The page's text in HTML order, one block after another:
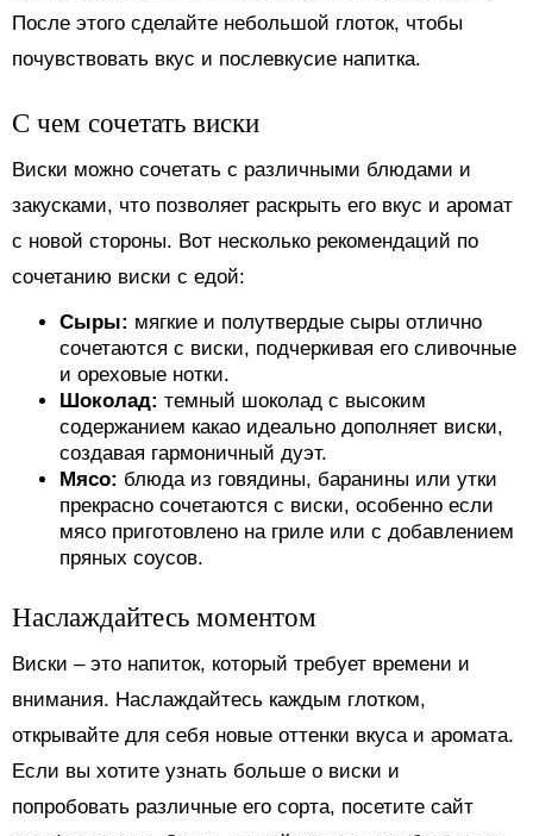
После этого сделайте небольшой глоток, чтобы
почувствовать вкус и послевкусие напитка.
С чем сочетать виски
Виски можно сочетать с различными блюдами и
закусками, что позволяет раскрыть его вкус и аромат
с новой стороны. Вот несколько рекомендаций по
сочетанию виски с едой:
Сыры: мягкие и полутвердые сыры отлично
сочетаются с виски, подчеркивая его сливочные
и ореховые нотки.
Шоколад: темный шоколад с высоким
содержанием какао идеально дополняет виски,
создавая гармоничный дуэт.
Мясо: блюда из говядины, баранины или утки
прекрасно сочетаются с виски, особенно если
мясо приготовлено на гриле или с добавлением
пряных соусов.
Наслаждайтесь моментом
Виски – это напиток, который требует времени и
внимания. Наслаждайтесь каждым глотком,
открывайте для себя новые оттенки вкуса и аромата.
Если вы хотите узнать больше о виски и
попробовать различные его сорта, посетите сайт